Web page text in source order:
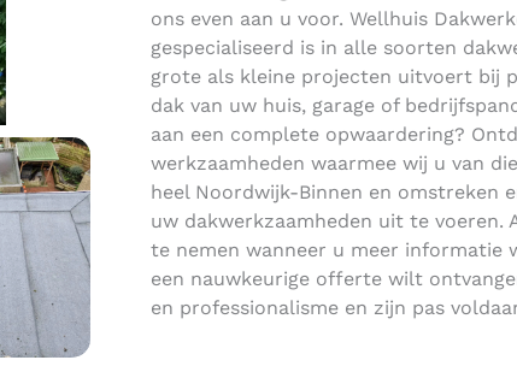
ons even aan u voor. Wellhuis
gespecialiseerd is in alle soorten
grote als kleine projecten uitvoert bij
dak van uw huis, garage of
aan een complete opwaardering?
werkzaamheden waarmee wij u van
heel Noordwijk-Binnen en omstreken
uw dakwerkzaamheden uit te
te nemen wanneer u meer informatie
een nauwkeurige offerte wilt
en professionalisme en zijn pas